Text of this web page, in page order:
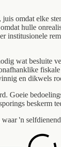
omdat elke
hulle
institusionele
wat besluite
en dikwels
Goeie
beskerm
'n